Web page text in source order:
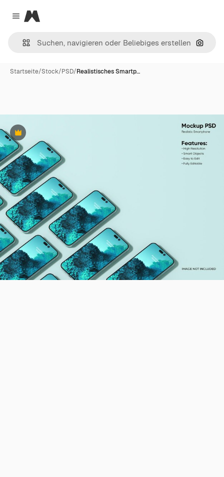
Close menu
Magnific
Nach
Startseite/Stock/PSD/Realistisches Smartp…
Premium